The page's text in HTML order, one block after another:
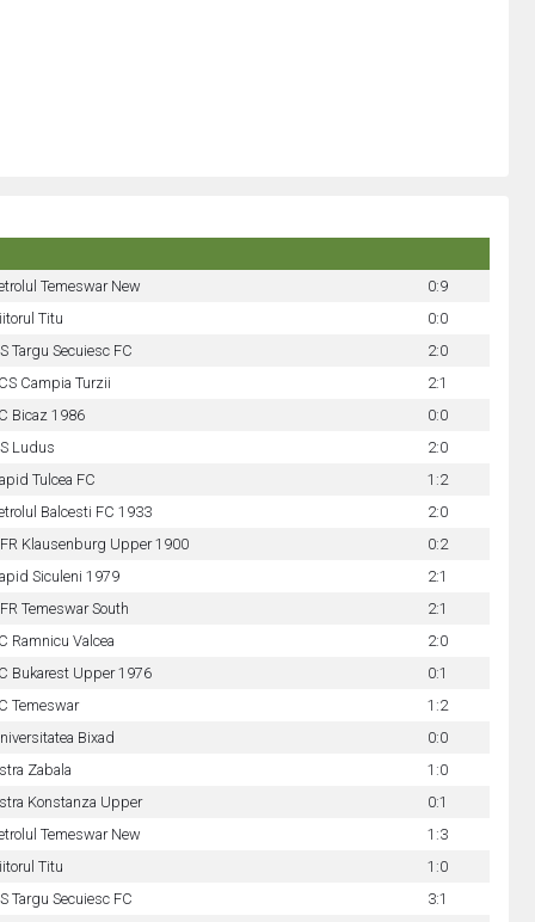
Temeswar New
0:9
Titu
0:0
Targu Secuiesc FC
2:0
Campia Turzii
2:1
Bicaz 1986
0:0
Ludus
2:0
Tulcea FC
1:2
Balcesti FC 1933
2:0
Klausenburg Upper 1900
0:2
Siculeni 1979
2:1
Temeswar South
2:1
Ramnicu Valcea
2:0
Bukarest Upper 1976
0:1
Temeswar
1:2
Bixad
0:0
Zabala
1:0
Konstanza Upper
0:1
Temeswar New
1:3
Titu
1:0
Targu Secuiesc FC
3:1